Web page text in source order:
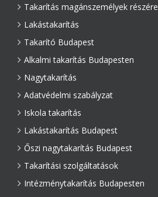
Takarítás magánszemélyek részére
Lakástakarítás
Takarító Budapest
Alkalmi takarítás Budapesten
Nagytakarítás
Adatvédelmi szabályzat
Iskola takarítás
Lakástakarítás Budapest
Őszi nagytakarítás Budapest
Takarítási szolgáltatások
Intézménytakarítás Budapesten